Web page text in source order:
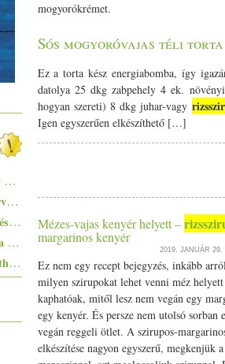
Az állatok bosszúja – különleges képregény az állatok jogairól
Pisto, azaz a spanyolok lecsója - egy huszárvágással tesszük laktatóbbá
Tiramisugolyó - az olasz klasszikus rétegezés nélkül, falatnyi verzióban
Ezekkel a főételekkel nem nyúlhatsz mellé a hőségben - 5+1 kánikularecept
Egyszerűen elkészíthető ételek - 10+1 elronthatatlan recept kezdő konyhatündéreknek
mogyorókrémet.
Sós mogyoróvajas téli torta
Ez a torta kész energiabomba, így
datolya 25 dkg zabpehely 4 ek.
hogyan szereti) 8 dkg juhar-vagy
Igen egyszerűen elkészíthető […]
Mézes-vajas kenyér helyett –
margarinos kenyér
2019. JANUÁR 29.
Ez nem egy recept bejegyzés, inkább
milyen szirupokat lehet venni méz
kaphatóak, mitől lesz nem vegán egy
egy kenyér. És persze nem utolsó sorban
vegán reggeli ötlet. A szirupos-
elkészítése nagyon egyszerű, megkenjük